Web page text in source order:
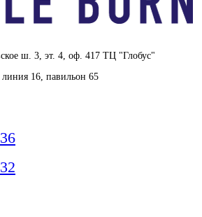
ш. 3, эт. 4, оф. 417 ТЦ "Глобус"
16, павильон 65